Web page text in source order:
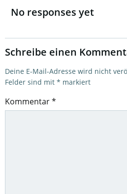
navigation
No responses yet
Schreibe einen
Deine E-Mail-Adresse wird nicht
Felder sind mit * markiert
Kommentar*